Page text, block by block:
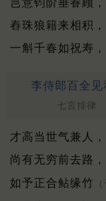
舂珠狼籍来相积
一斛千春如祝寿
李侍郎百全
七言排律
才高当世气兼人
尚有无穷前去路
如予正合鲇缘竹